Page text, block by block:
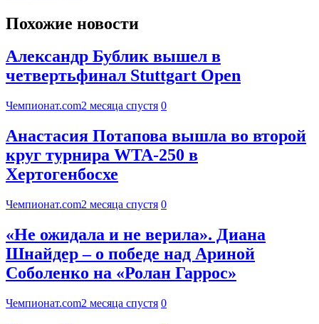
Похожие новости
Александр Бублик вышел в
четвертьфинал Stuttgart Open
Чемпионат.com2 месяца спустя 0
Анастасия Потапова вышла во второй
круг турнира WTA-250 в
Хертогенбосхе
Чемпионат.com2 месяца спустя 0
«Не ожидала и не верила». Диана
Шнайдер – о победе над Ариной
Соболенко на «Ролан Гаррос»
Чемпионат.com2 месяца спустя 0